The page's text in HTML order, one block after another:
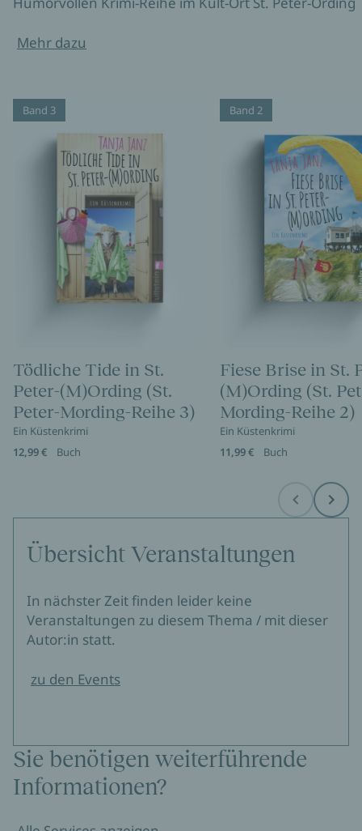
Mehr dazu
Band 3
Tödliche Tide in St.
Peter-(M)Ording (St.
Peter-Mording-Reihe 3)
Ein Küstenkrimi
12,99 €
Buch
Band 2
Fiese Brise in St.
(M)Ording (St.
Mording-Reihe 2)
Ein Küstenkrimi
11,99 €
Buch
Before Next
Übersicht Veranstaltungen
In nächster Zeit finden leider keine
Veranstaltungen zu diesem Thema / mit dieser
Autor:in statt.
zu den Events
Sie benötigen weiterführende
Informationen?